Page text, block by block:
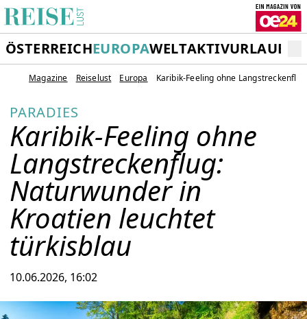
ÖSTERREICHEUROPAWELTAKTIVURLAUB
Magazine Reiselust Europa Karibik-Feeling ohne
PARADIES
Karibik-Feeling ohne
Langstreckenflug:
Naturwunder in
Kroatien leuchtet
türkisblau
10.06.2026, 16:02